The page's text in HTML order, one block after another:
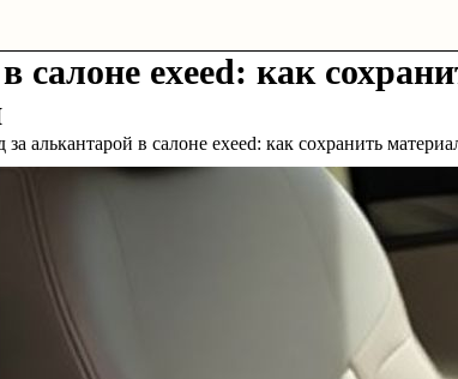
салоне exeed: как
за алькантарой в салоне exeed: как сохранить